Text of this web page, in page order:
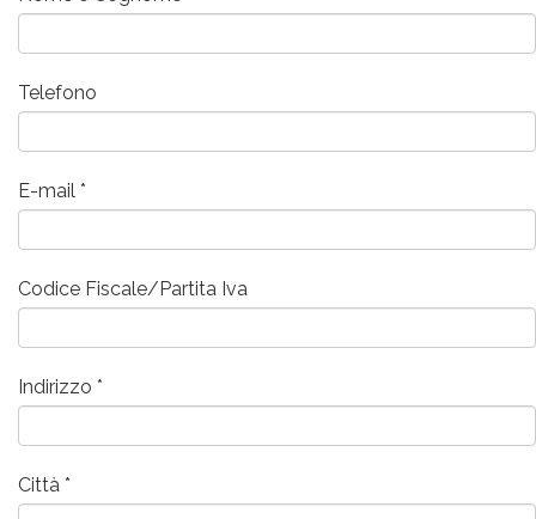
Telefono
E-mail
Codice Fiscale/Partita Iva
Indirizzo
Città